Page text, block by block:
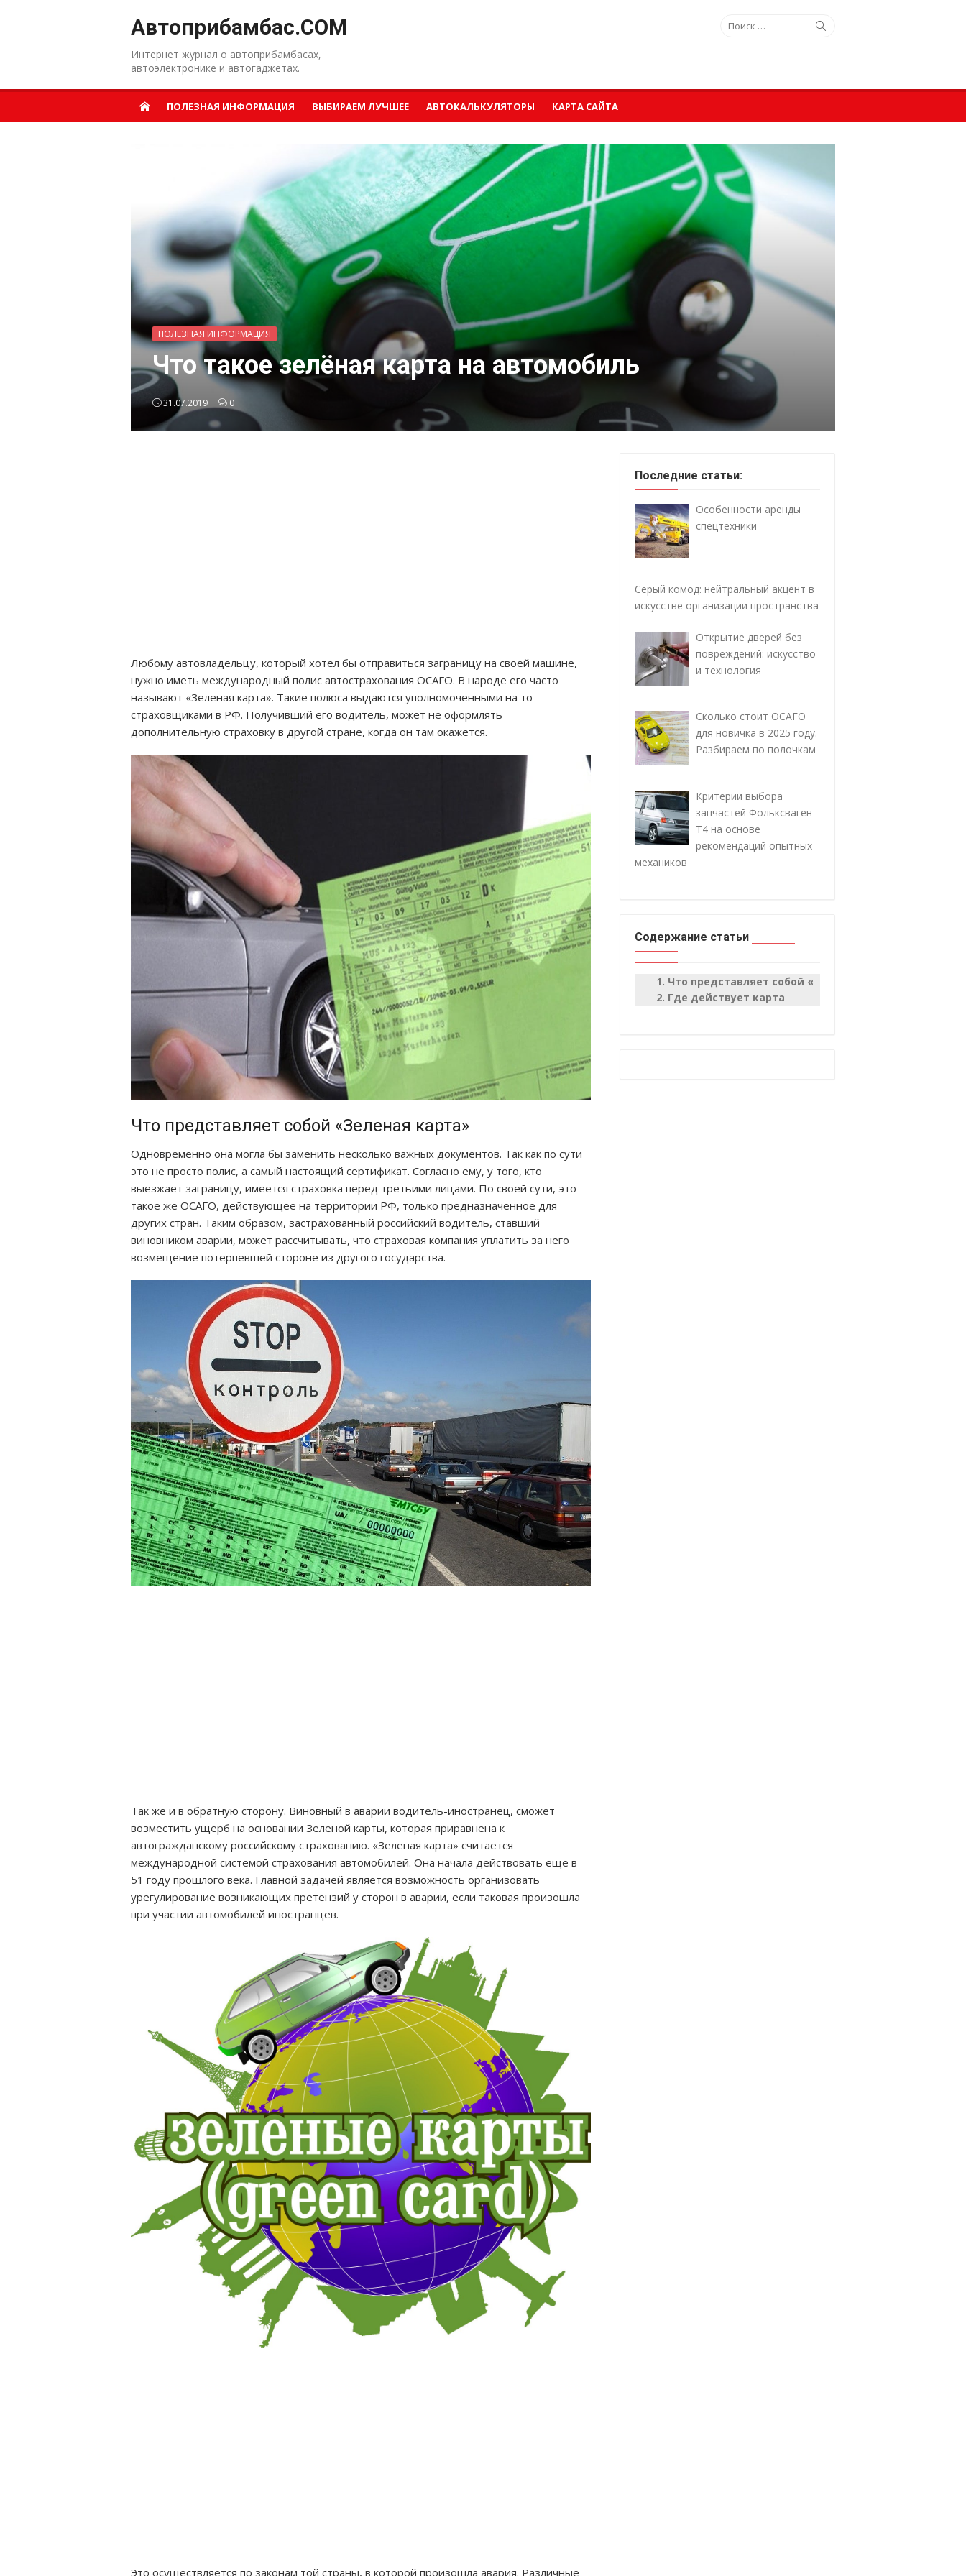
Автоприбамбас.COM
Интернет журнал о автоприбамбасах,
автоэлектронике и автогаджетах.
Искать:
ПОЛЕЗНАЯ ИНФОРМАЦИЯ ВЫБИРАЕМ ЛУЧШЕЕ АВТОКАЛЬКУЛЯТОРЫ КАРТА САЙТА
ПОЛЕЗНАЯ ИНФОРМАЦИЯ
Что такое зелёная карта на автомобиль
31.07.2019 0
Любому автовладельцу, который хотел бы отправиться заграницу на своей машине,
нужно иметь международный полис автострахования ОСАГО. В народе его часто
называют «Зеленая карта». Такие полюса выдаются уполномоченными на то
страховщиками в РФ. Получивший его водитель, может не оформлять
дополнительную страховку в другой стране, когда он там окажется.
Что представляет собой «Зеленая карта»
Одновременно она могла бы заменить несколько важных документов. Так как по сути
это не просто полис, а самый настоящий сертификат. Согласно ему, у того, кто
выезжает заграницу, имеется страховка перед третьими лицами. По своей сути, это
такое же ОСАГО, действующее на территории РФ, только предназначенное для
других стран. Таким образом, застрахованный российский водитель, ставший
виновником аварии, может рассчитывать, что страховая компания уплатить за него
возмещение потерпевшей стороне из другого государства.
Так же и в обратную сторону. Виновный в аварии водитель-иностранец, сможет
возместить ущерб на основании Зеленой карты, которая приравнена к
автогражданскому российскому страхованию. «Зеленая карта» считается
международной системой страхования автомобилей. Она начала действовать еще в
51 году прошлого века. Главной задачей является возможность организовать
урегулирование возникающих претензий у сторон в аварии, если таковая произошла
при участии автомобилей иностранцев.
Это осуществляется по законам той страны, в которой произошла авария. Различные
Последние статьи:
Особенности аренды
спецтехники
Серый комод: нейтральный акцент в
искусстве организации пространства
Открытие дверей без
повреждений: искусство
и технология
Сколько стоит ОСАГО
для новичка в 2025 году.
Разбираем по полочкам
Критерии выбора
запчастей Фольксваген
Т4 на основе
рекомендаций опытных
механиков
Содержание статьи
Что представляет собой «Зеленая карта»
Где действует карта